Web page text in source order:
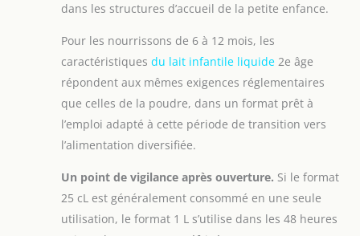
dans les structures d’accueil de la petite enfance.
Pour les nourrissons de 6 à 12 mois, les
caractéristiques du lait infantile liquide 2e âge
répondent aux mêmes exigences réglementaires
que celles de la poudre, dans un format prêt à
l’emploi adapté à cette période de transition vers
l’alimentation diversifiée.
Un point de vigilance après ouverture. Si le format
25 cL est généralement consommé en une seule
utilisation, le format 1 L s’utilise dans les 48 heures